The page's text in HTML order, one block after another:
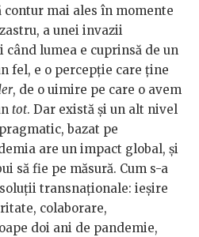
contur mai ales în momente
a unei invazii
lumea e cuprinsă de un
fel, e o percepție care ține
, de o uimire pe care o avem
tot. Dar există și un alt nivel
bazat pe
are un impact global, și
să fie pe măsură. Cum s-a
transnaționale: ieșire
colaborare,
doi ani de pandemie,